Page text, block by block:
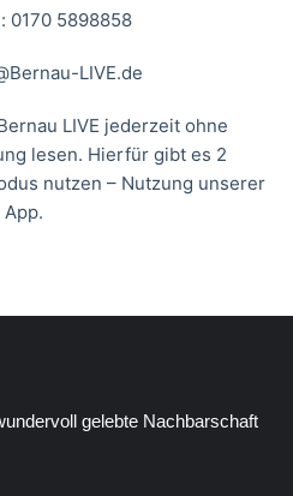
0170 5898858
LIVE.de
LIVE jederzeit ohne
lesen. Hierfür gibt es 2
nutzen – Nutzung unserer
App.
gelebte Nachbarschaft